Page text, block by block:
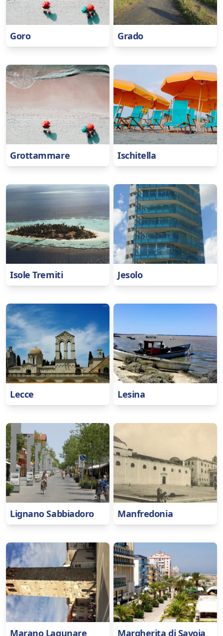
Goro Grado
Grottammare Ischitella
Isole Tremiti Jesolo
Lecce Lesina
Lignano Sabbiadoro Manfredonia
Marano Lagunare Margherita di Savoia